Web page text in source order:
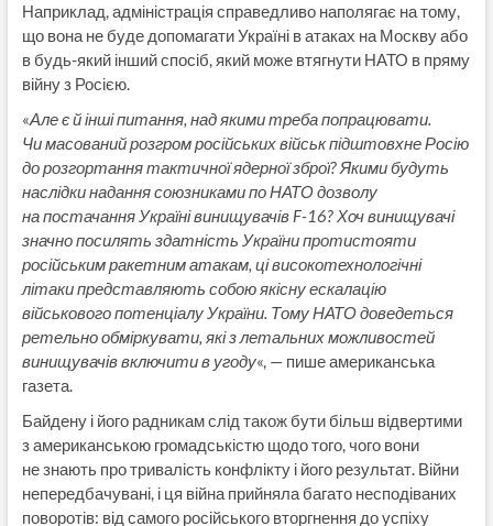
Наприклад, адміністрація справедливо наполягає на тому,
що вона не буде допомагати Україні в атаках на Москву або
в будь-який інший спосіб, який може втягнути НАТО в пряму
війну з Росією.
«Але є й інші питання, над якими треба попрацювати.
Чи масований розгром російських військ підштовхне Росію
до розгортання тактичної ядерної зброї? Якими будуть
наслідки надання союзниками по НАТО дозволу
на постачання Україні винищувачів F-16? Хоч винищувачі
значно посилять здатність України протистояти
російським ракетним атакам, ці високотехнологічні
літаки представляють собою якісну ескалацію
військового потенціалу України. Тому НАТО доведеться
ретельно обміркувати, які з летальних можливостей
винищувачів включити в угоду«, — пише американська
газета.
Байдену і його радникам слід також бути більш відвертими
з американською громадськістю щодо того, чого вони
не знають про тривалість конфлікту і його результат. Війни
непередбачувані, і ця війна прийняла багато несподіваних
поворотів: від самого російського вторгнення до успіху